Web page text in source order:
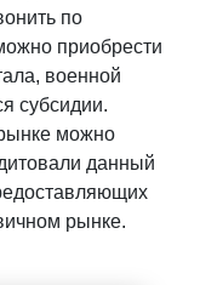
по
приобрести
военной
субсидии.
можно
данный
рынке.